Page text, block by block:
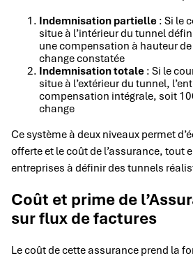
Indemnisation partielle : Si le
situe à l’intérieur du tunnel
une compensation à hauteur
change constatée
Indemnisation totale : Si le
situe à l’extérieur du tunnel,
compensation intégrale, soit
change
Ce système à deux niveaux permet
offerte et le coût de l’assurance, tout
entreprises à définir des tunnels
Coût et prime de
sur flux de factures
Le coût de cette assurance prend la